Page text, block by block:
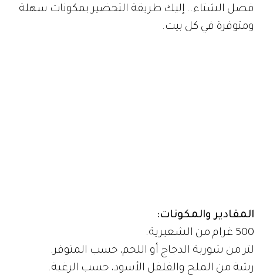
فصل الشتاء.. إليك طريقة التحضير بمكونات سهلة
ومتوفرة في كل بيت.
المقادير والمكونات:
500 غرام من الشعيرية.
لتر من شوربة الدجاج أو اللحم، حسب المتوفر.
رشة من الملح والفلفل الأسود، حسب الرغبة.